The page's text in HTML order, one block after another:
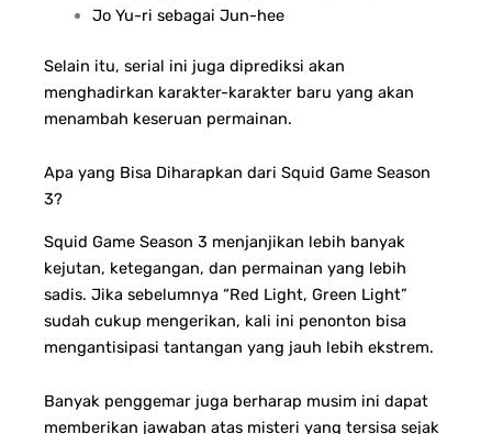
Jo Yu-ri sebagai Jun-hee
Selain itu, serial ini juga diprediksi akan
menghadirkan karakter-karakter baru yang akan
menambah keseruan permainan.
Apa yang Bisa Diharapkan dari Squid Game Season
3?
Squid Game Season 3 menjanjikan lebih banyak
kejutan, ketegangan, dan permainan yang lebih
sadis. Jika sebelumnya “Red Light, Green Light”
sudah cukup mengerikan, kali ini penonton bisa
mengantisipasi tantangan yang jauh lebih ekstrem.
Banyak penggemar juga berharap musim ini dapat
memberikan jawaban atas misteri yang tersisa sejak